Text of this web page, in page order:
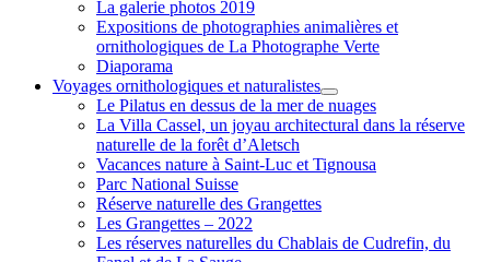
La galerie photos 2019
Expositions de photographies animalières et
ornithologiques de La Photographe Verte
Diaporama
Voyages ornithologiques et naturalistes
ouvrir
menu
Le Pilatus en dessus de la mer de nuages
La Villa Cassel, un joyau architectural dans la réserve
naturelle de la forêt d’Aletsch
Vacances nature à Saint-Luc et Tignousa
Parc National Suisse
Réserve naturelle des Grangettes
Les Grangettes – 2022
Les réserves naturelles du Chablais de Cudrefin, du